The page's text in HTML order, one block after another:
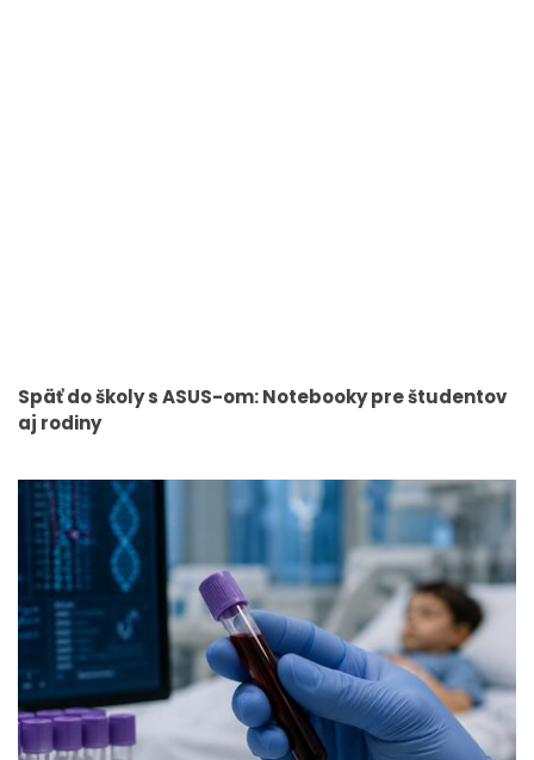
Späť do školy s ASUS-om: Notebooky pre študentov
aj rodiny